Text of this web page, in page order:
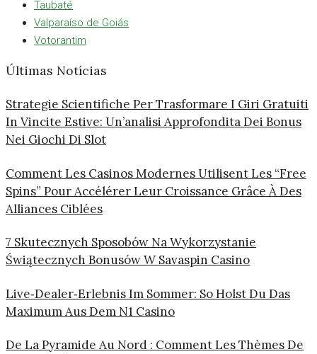
Taubaté
Valparaíso de Goiás
Votorantim
Últimas Notícias
Strategie Scientifiche Per Trasformare I Giri Gratuiti
In Vincite Estive: Un’analisi Approfondita Dei Bonus
Nei Giochi Di Slot
Comment Les Casinos Modernes Utilisent Les “free
Spins” Pour Accélérer Leur Croissance Grâce À Des
Alliances Ciblées
7 Skutecznych Sposobów Na Wykorzystanie
Świątecznych Bonusów W Savaspin Casino
Live‑Dealer‑Erlebnis Im Sommer: So Holst Du Das
Maximum Aus Dem N1 Casino
De La Pyramide Au Nord : Comment Les Thèmes De